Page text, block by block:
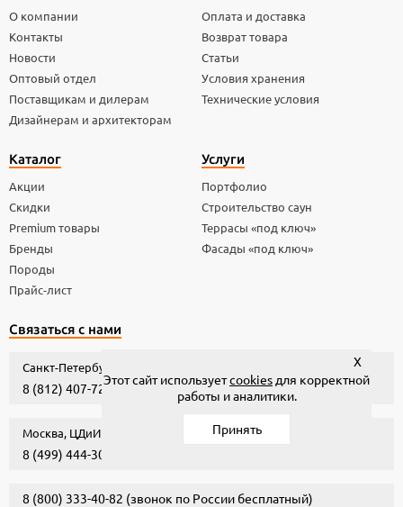
О компании
Контакты
Новости
Оптовый отдел
Поставщикам и дилерам
Дизайнерам и архитекторам
Оплата и доставка
Возврат товара
Статьи
Условия хранения
Технические условия
Каталог
Акции
Скидки
Premium товары
Бренды
Породы
Прайс-лист
Услуги
Портфолио
Строительство саун
Террасы «под ключ»
Фасады «под ключ»
Связаться с нами
Санкт-Петербург, Уманский пер., 84
8 (812) 407-72-72(многоканальный)
Москва, ЦДиИ «Экспострой» карта проезда
8 (499) 444-30-53
8 (800) 333-40-82 (звонок по России бесплатный)
X
Этот сайт используетcookies для корректной
работы и аналитики.
Принять